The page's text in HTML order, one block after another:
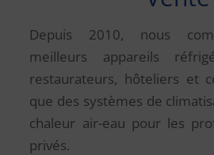
Depuis 2010, nous
meilleurs appareils
restaurateurs, hôteliers et
que des systèmes de
chaleur air-eau pour les
privés.